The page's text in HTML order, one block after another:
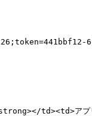
td><td>アプリ